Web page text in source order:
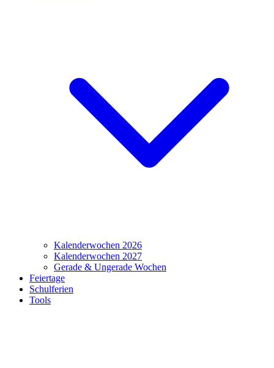
Kalenderwochen 2026
Kalenderwochen 2027
Gerade & Ungerade Wochen
Feiertage
Schulferien
Tools